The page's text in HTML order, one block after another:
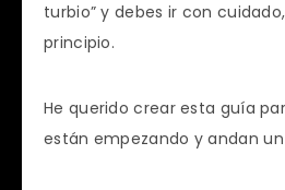
turbio” y debes ir con
principio.
He querido crear esta guía
están empezando y andan